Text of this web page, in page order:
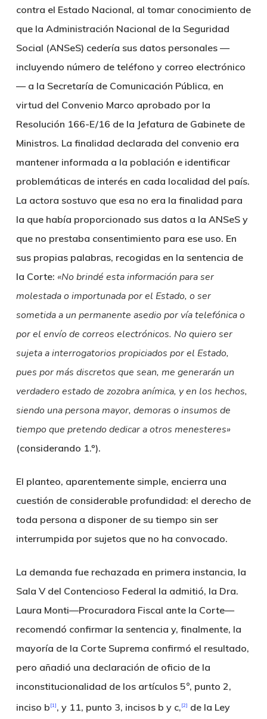
contra el Estado Nacional, al tomar conocimiento de
que la Administración Nacional de la Seguridad
Social (ANSeS) cedería sus datos personales —
incluyendo número de teléfono y correo electrónico
— a la Secretaría de Comunicación Pública, en
virtud del Convenio Marco aprobado por la
Resolución 166-E/16 de la Jefatura de Gabinete de
Ministros. La finalidad declarada del convenio era
mantener informada a la población e identificar
problemáticas de interés en cada localidad del país.
La actora sostuvo que esa no era la finalidad para
la que había proporcionado sus datos a la ANSeS y
que no prestaba consentimiento para ese uso. En
sus propias palabras, recogidas en la sentencia de
la Corte: «No brindé esta información para ser
molestada o importunada por el Estado, o ser
sometida a un permanente asedio por vía telefónica o
por el envío de correos electrónicos. No quiero ser
sujeta a interrogatorios propiciados por el Estado,
pues por más discretos que sean, me generarán un
verdadero estado de zozobra anímica, y en los hechos,
siendo una persona mayor, demoras o insumos de
tiempo que pretendo dedicar a otros menesteres»
(considerando 1.º).
El planteo, aparentemente simple, encierra una
cuestión de considerable profundidad: el derecho de
toda persona a disponer de su tiempo sin ser
interrumpida por sujetos que no ha convocado.
La demanda fue rechazada en primera instancia, la
Sala V del Contencioso Federal la admitió, la Dra.
Laura Monti—Procuradora Fiscal ante la Corte—
recomendó confirmar la sentencia y, finalmente, la
mayoría de la Corte Suprema confirmó el resultado,
pero añadió una declaración de oficio de la
inconstitucionalidad de los artículos 5°, punto 2,
inciso b [1] , y 11, punto 3, incisos b y c, [2] de la Ley